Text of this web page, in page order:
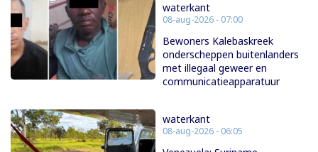
waterkant
08-aug-2026 - 07:00
Bewoners Kalebaskreek
onderscheppen buitenlanders
met illegaal geweer en
communicatieapparatuur
waterkant
08-aug-2026 - 06:05